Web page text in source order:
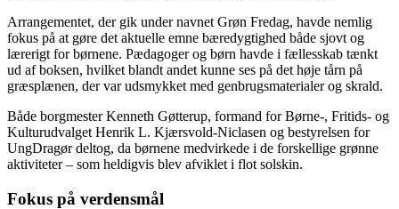
Arrangementet, der gik under navnet Grøn Fredag, havde nemlig
fokus på at gøre det aktuelle emne bæredygtighed både sjovt og
lærerigt for børnene. Pædagoger og børn havde i fællesskab tænkt
ud af boksen, hvilket blandt andet kunne ses på det høje tårn på
græsplænen, der var udsmykket med genbrugsmaterialer og skrald.
Både borgmester Kenneth Gøtterup, formand for Børne-, Fritids- og
Kulturudvalget Henrik L. Kjærsvold-Niclasen og bestyrelsen for
UngDragør deltog, da børnene medvirkede i de forskellige grønne
aktiviteter – som heldigvis blev afviklet i flot solskin.
Fokus på verdensmål